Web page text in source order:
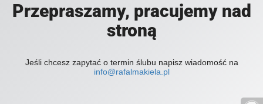
Przepraszamy, pracujemy nad
stroną
Jeśli chcesz zapytać o termin ślubu napisz wiadomość na
info@rafalmakiela.pl